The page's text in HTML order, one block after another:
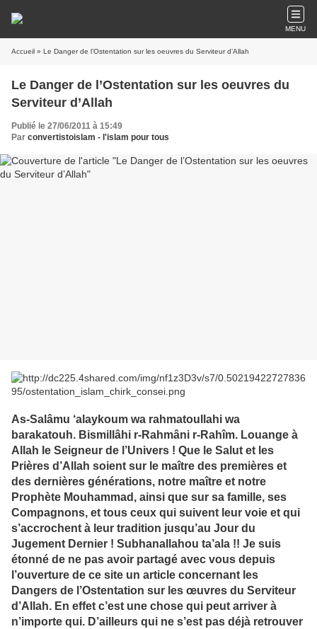
MENU
Accueil » Le Danger de l’Ostentation sur les oeuvres du Serviteur d’Allah
Le Danger de l’Ostentation sur les oeuvres du
Serviteur d’Allah
Publié le 27/06/2011 à 15:49
Par convertistoislam - l'islam pour tous
As-Salâmu ‘alaykoum wa rahmatoullahi wa
barakatouh. Bismillâhi r-Rahmâni r-Rahîm. Louange à
Allah le Seigneur de l’Univers ! Que le Salut et les
Prières d’Allah soient sur le maître des premières et
des dernières générations, notre maître et notre
Prophète Mouhammad, ainsi que sur sa famille, ses
Compagnons, et tous ceux qui suivent leur voie et qui
s’accrochent à leur tradition jusqu’au Jour du
Jugement Dernier ! Subhanallahou ta’ala !! Je suis
étonné de ne pas avoir partagé avec vous depuis
l’ouverture de ce site un article concernant les
Dangers de l’Ostentation sur les œuvres du Serviteur
d’Allah. En effet c’est une chose qui peut arriver à
n’importe qui. D’ailleurs qui ne s’est pas déjà retrouver